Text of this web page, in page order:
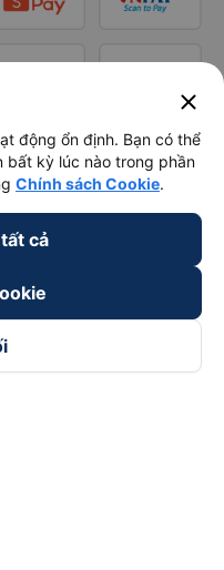
close
động ổn định. Bạn có thể
bất kỳ lúc nào trong phần
Chính sách Cookie.
cả